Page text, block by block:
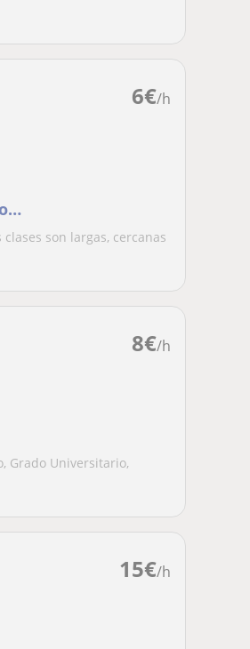
6€/h
son largas, cercanas
8€/h
Grado Universitario,
15€/h